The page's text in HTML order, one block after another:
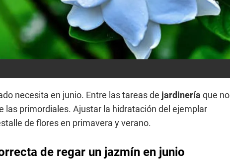
necesita en junio. Entre las tareas de jardinería que no
las primordiales. Ajustar la hidratación del ejemplar
de flores en primavera y verano.
de regar un jazmín en junio